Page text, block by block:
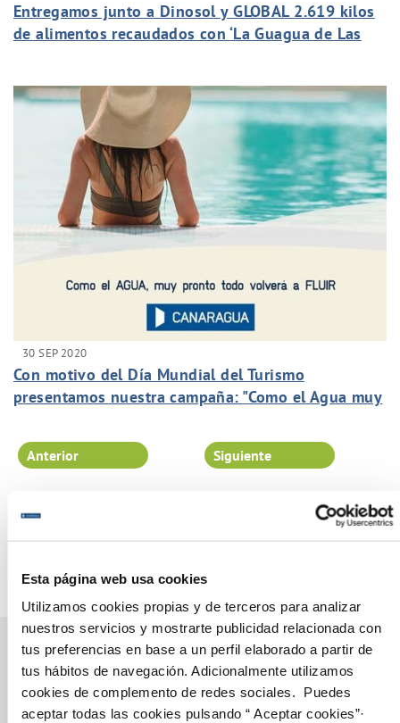
Esta página web usa cookies
Utilizamos cookies propias y de terceros para analizar
nuestros servicios y mostrarte publicidad relacionada con
tus preferencias en base a un perfil elaborado a partir de
tus hábitos de navegación. Adicionalmente utilizamos
cookies de complemento de redes sociales. Puedes
aceptar todas las cookies pulsando “ Aceptar cookies”·
Entregamos junto a Dinosol y GLOBAL 2.619 kilos
de alimentos recaudados con ‘La Guagua de Las
30 SEP 2020
Con motivo del Día Mundial del Turismo
presentamos nuestra campaña: "Como el Agua muy
Página 63 de 102
Anterior Siguiente
Gestiones Online